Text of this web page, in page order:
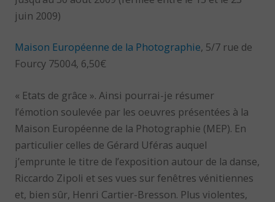
juin 2009)
Maison Européenne de la Photographie, 5/7 rue de
Fourcy 75004, 6,50€
« Etats de grâce ». Ainsi pourrai-je résumer
l’émotion soulevée par les oeuvres présentées à la
Maison Européenne de la Photographie (MEP). En
particulier celles de Gérard Uféras auquel
j’emprunte le titre de l’exposition autour de la danse,
Riccardo Zipoli et ses vues sur fenêtres vénitiennes
et, bien sûr, Henri Cartier-Bresson. Plus violentes,